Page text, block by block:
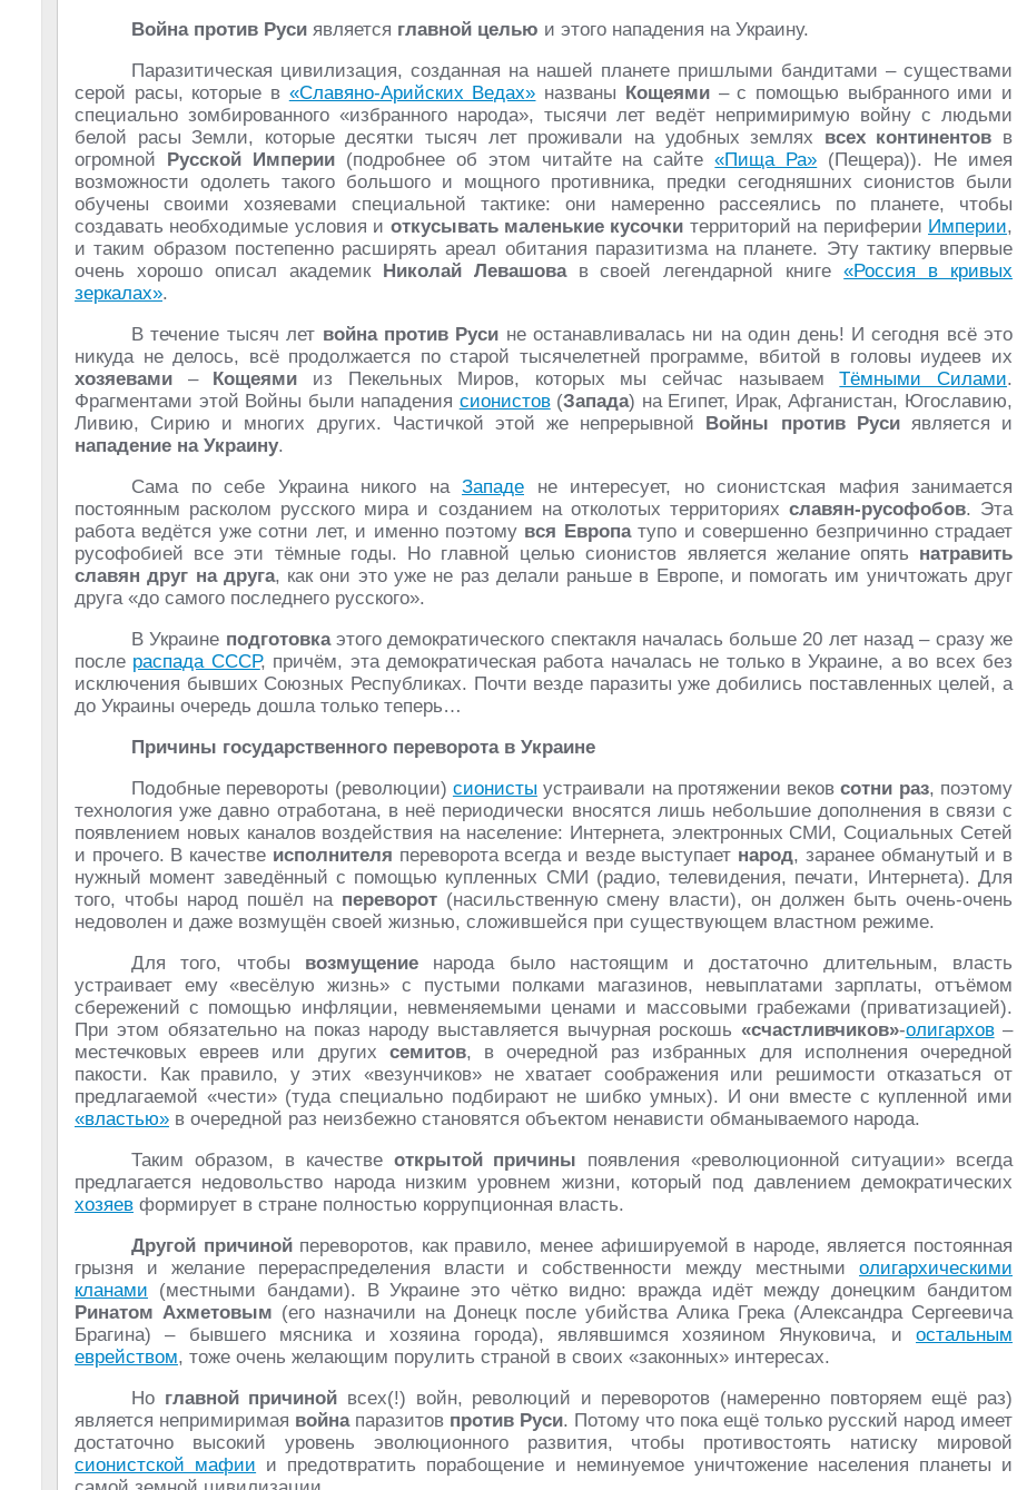
Война против Руси является главной целью и этого нападения на Украину.
Паразитическая цивилизация, созданная на нашей планете пришлыми бандитами – существами
серой расы, которые в «Славяно-Арийских Ведах» названы Кощеями– с помощью выбранного ими и
специально зомбированного «избранного народа», тысячи лет ведёт непримиримую войну с людьми
белой расы Земли, которые десятки тысяч лет проживали на удобных землях всех континентов в
огромной Русской Империи(подробнее об этом читайте на сайте«Пища Ра» (Пещера)). Не имея
возможности одолеть такого большого и мощного противника, предки сегодняшних сионистов были
обучены своими хозяевами специальной тактике: они намеренно рассеялись по планете, чтобы
создавать необходимые условия и откусывать маленькие кусочки территорий на периферии Империи,
и таким образом постепенно расширять ареал обитания паразитизма на планете. Эту тактику впервые
очень хорошо описал академик Николай Левашовав своей легендарной книге«Россия в кривых
зеркалах».
В течение тысяч лет война против Руси не останавливалась ни на один день! И сегодня всё это
никуда не делось, всё продолжается по старой тысячелетней программе, вбитой в головы иудеев их
хозяевами – Кощеями из Пекельных Миров, которых мы сейчас называемТёмными Силами.
Фрагментами этой Войны были нападения сионистов(Запада) на Египет, Ирак, Афганистан, Югославию,
Ливию, Сирию и многих других. Частичкой этой же непрерывной Войны против Русиявляется и
нападение на Украину.
Сама по себе Украина никого на Западе не интересует, но сионистская мафия занимается
постоянным расколом русского мира и созданием на отколотых территориях славян-русофобов. Эта
работа ведётся уже сотни лет, и именно поэтому вся Европатупо и совершенно безпричинно страдает
русофобией все эти тёмные годы. Но главной целью сионистов является желание опять натравить
славян друг на друга, как они это уже не раз делали раньше в Европе, и помогать им уничтожать друг
друга «до самого последнего русского».
В Украине подготовкаэтого демократического спектакля началась больше 20 лет назад – сразу же
после распада СССР, причём, эта демократическая работа началась не только в Украине, а во всех без
исключения бывших Союзных Республиках. Почти везде паразиты уже добились поставленных целей, а
до Украины очередь дошла только теперь…
Причины государственного переворота в Украине
Подобные перевороты (революции) сионисты устраивали на протяжении вековсотни раз, поэтому
технология уже давно отработана, в неё периодически вносятся лишь небольшие дополнения в связи с
появлением новых каналов воздействия на население: Интернета, электронных СМИ, Социальных Сетей
и прочего. В качестве исполнителя переворота всегда и везде выступает народ, заранее обманутый и в
нужный момент заведённый с помощью купленных СМИ (радио, телевидения, печати, Интернета). Для
того, чтобы народ пошёл на переворот(насильственную смену власти), он должен быть очень-очень
недоволен и даже возмущён своей жизнью, сложившейся при существующем властном режиме.
Для того, чтобы возмущениенарода было настоящим и достаточно длительным, власть
устраивает ему «весёлую жизнь» с пустыми полками магазинов, невыплатами зарплаты, отъёмом
сбережений с помощью инфляции, невменяемыми ценами и массовыми грабежами (приватизацией).
При этом обязательно на показ народу выставляется вычурная роскошь «счастливчиков»-олигархов–
местечковых евреев или других семитов, в очередной раз избранных для исполнения очередной
пакости. Как правило, у этих «везунчиков» не хватает соображения или решимости отказаться от
предлагаемой «чести» (туда специально подбирают не шибко умных). И они вместе с купленной ими
«властью» в очередной раз неизбежно становятся объектом ненависти обманываемого народа.
Таким образом, в качестве открытой причины появления «революционной ситуации» всегда
предлагается недовольство народа низким уровнем жизни, который под давлением демократических
хозяев формирует в стране полностью коррупционная власть.
Другой причинойпереворотов, как правило, менее афишируемой в народе, является постоянная
грызня и желание перераспределения власти и собственности между местными олигархическими
кланами (местными бандами). В Украине это чётко видно: вражда идёт между донецким бандитом
Ринатом Ахметовым (его назначили на Донецк после убийства Алика Грека (Александра Сергеевича
Брагина) – бывшего мясника и хозяина города), являвшимся хозяином Януковича, и остальным
еврейством, тоже очень желающим порулить страной в своих «законных» интересах.
Но главной причиной всех(!) войн, революций и переворотов (намеренно повторяем ещё раз)
является непримиримая войнапаразитов против Руси. Потому что пока ещё только русский народ имеет
достаточно высокий уровень эволюционного развития, чтобы противостоять натиску мировой
сионистской мафии и предотвратить порабощение и неминуемое уничтожение населения планеты и